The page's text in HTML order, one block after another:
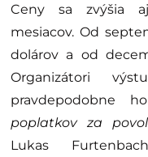
Ceny sa zvýšia
mesiacov. Od
dolárov a od
Organizátori
pravdepodobne
poplatkov za
Lukas